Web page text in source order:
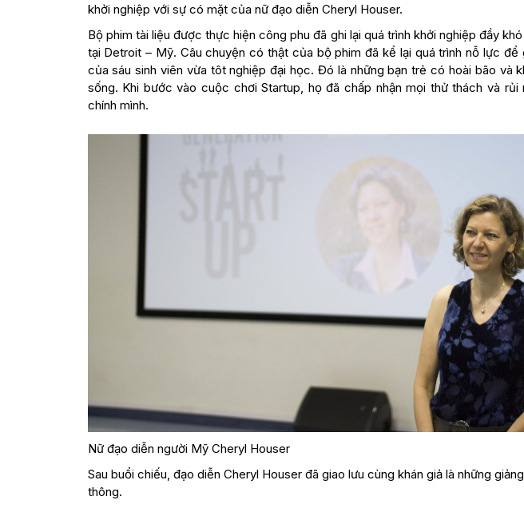
khởi nghiệp với sự có mặt của nữ đạo diễn Cheryl Houser.
Bộ phim tài liệu được thực hiện công phu đã ghi lại quá trình khởi nghiệp đầy
tại Detroit – Mỹ. Câu chuyện có thật của bộ phim đã kể lại quá trình nỗ lực
của sáu sinh viên vừa tôt nghiệp đại học. Đó là những bạn trẻ có hoài bão và
sống. Khi bước vào cuộc chơi Startup, họ đã chấp nhận mọi thử thách và
chính mình.
Nữ đạo diễn người Mỹ Cheryl Houser
Sau buổi chiếu, đạo diễn Cheryl Houser đã giao lưu cùng khán giả là những
thông.